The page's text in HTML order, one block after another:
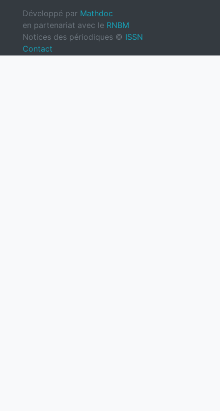
Développé par Mathdoc
en partenariat avec le RNBM
Notices des périodiques © ISSN
Contact